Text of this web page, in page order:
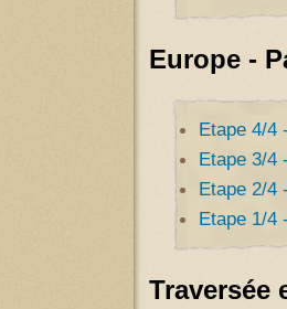
Europe -
Etape 4/4
Etape 3/4
Etape 2/4
Etape 1/4
Traversée